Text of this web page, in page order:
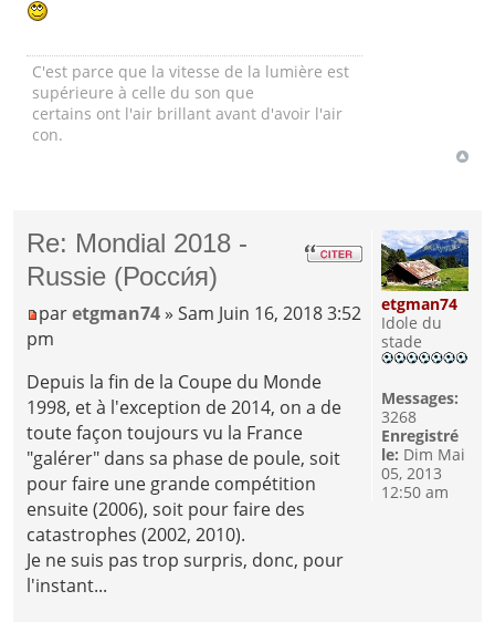
C'est parce que la vitesse de la lumière est
supérieure à celle du son que
certains ont l'air brillant avant d'avoir l'air
con.
Re: Mondial 2018 -
Russie (Росси́я)
paretgman74 » Sam Juin 16, 2018 3:52
pm
Depuis la fin de la Coupe du Monde
1998, et à l'exception de 2014, on a de
toute façon toujours vu la France
"galérer" dans sa phase de poule, soit
pour faire une grande compétition
ensuite (2006), soit pour faire des
catastrophes (2002, 2010).
Je ne suis pas trop surpris, donc, pour
l'instant...
etgman74
Idole du
stade
Messages:
3268
Enregistré
le: Dim Mai
05, 2013
12:50 am